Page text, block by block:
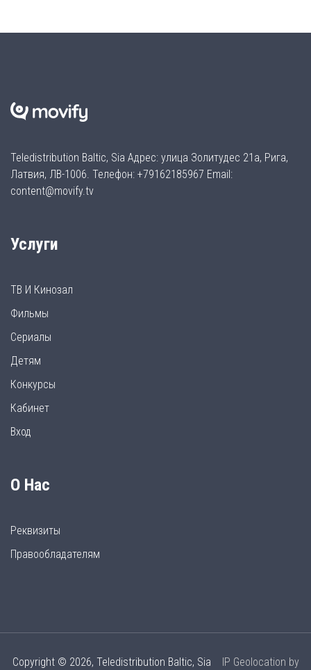
Teledistribution Baltic, Sia Адрес: улица Золитудес 21а, Рига,
Латвия, ЛВ-1006. Телефон: +79162185967 Email:
content@movify.tv
Услуги
ТВ И Кинозал
Фильмы
Сериалы
Детям
Конкурсы
Кабинет
Вход
О Нас
Реквизиты
Правообладателям
Copyright © 2026, Teledistribution Baltic, Sia IP Geolocation by